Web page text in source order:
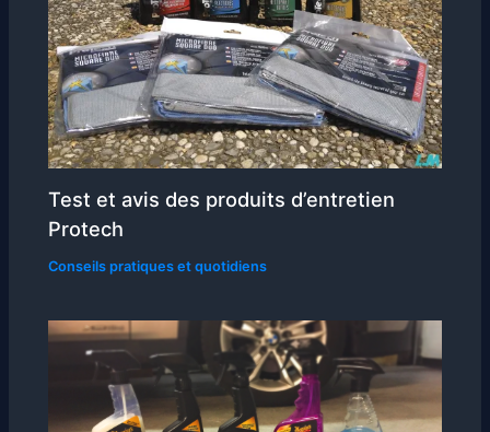
Test et avis des produits d’entretien
Protech
Conseils pratiques et quotidiens